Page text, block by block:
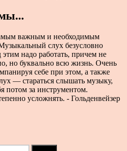
важным и необходимым
слух безусловно
надо работать, причем не
но буквально всю жизнь. Очень
себе при этом, а также
— стараться слышать музыку,
потом за инструментом.
усложнять. - Гольденвейзер